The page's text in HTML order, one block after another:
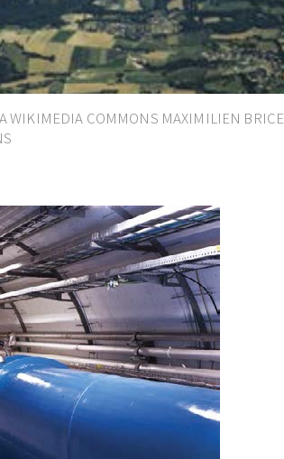
WIKIMEDIA COMMONS MAXIMILIEN BRICE